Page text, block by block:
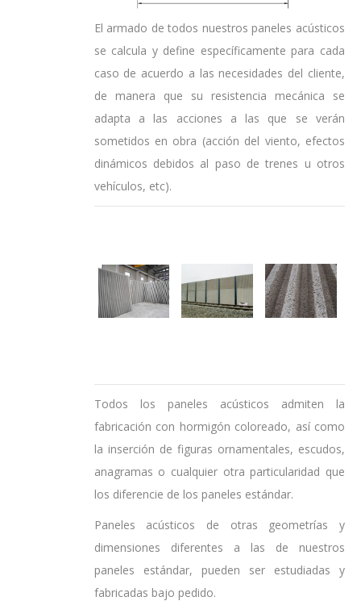
El armado de todos nuestros paneles acústicos
se calcula y define específicamente para cada
caso de acuerdo a las necesidades del cliente,
de manera que su resistencia mecánica se
adapta a las acciones a las que se verán
sometidos en obra (acción del viento, efectos
dinámicos debidos al paso de trenes u otros
vehículos, etc).
Todos los paneles acústicos admiten la
fabricación con hormigón coloreado, así como
la inserción de figuras ornamentales, escudos,
anagramas o cualquier otra particularidad que
los diferencie de los paneles estándar.
Paneles acústicos de otras geometrías y
dimensiones diferentes a las de nuestros
paneles estándar, pueden ser estudiadas y
fabricadas bajo pedido.